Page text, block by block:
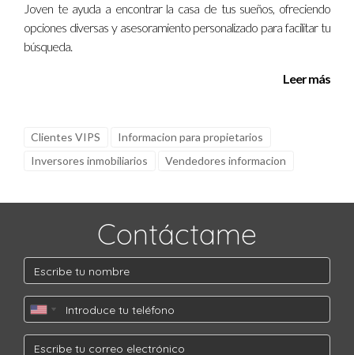
Joven te ayuda a encontrar la casa de tus sueños, ofreciendo
opciones diversas y asesoramiento personalizado para facilitar tu
búsqueda.
Leer más
Clientes VIPS
Informacion para propietarios
Inversores inmobiliarios
Vendedores informacion
Contáctame